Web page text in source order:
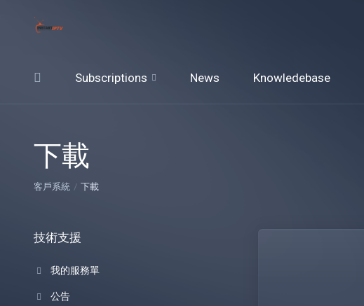
Subscriptions News Knowledebase
下載
客戶系統 下載
技術支援
我的服務單
公告